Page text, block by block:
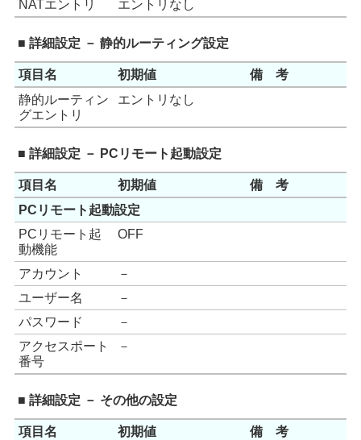
NATエントリ
エントリなし
■ 詳細設定 － 静的ルーティング設定
項目名 初期値
備 考
静的ルーティン
グエントリ
エントリなし
■ 詳細設定 － PCリモート起動設定
項目名 初期値
備 考
PCリモート起動設定
PCリモート起
動機能
OFF
アカウント
－
ユーザー名
－
パスワード
－
アクセスポート
番号
－
■ 詳細設定 － その他の設定
項目名 初期値
備 考